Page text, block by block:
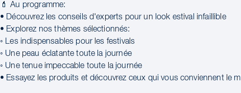
💄 Au programme:
• Découvrez les conseils d'experts pour un look estival infaillible
• Explorez nos thèmes sélectionnés:
◦ Les indispensables pour les festivals
◦ Une peau éclatante toute la journée
◦ Une tenue impeccable toute la journée
• Essayez les produits et découvrez ceux qui vous conviennent le